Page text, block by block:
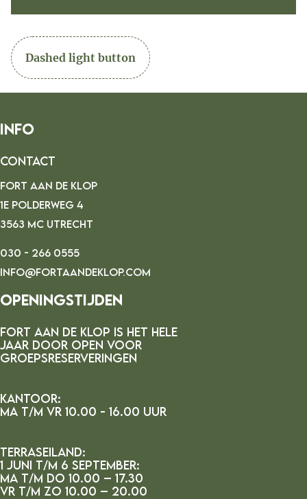
Dashed light button
Info
Contact
FORT AAN DE KLOP
1E POLDERWEG 4
3563 MC UTRECHT
030 - 266 0555
INFO@FORTAANDEKLOP.COM
Openingstijden
FORT AAN DE kLOP IS HET HELE
JAAR DOOR OPEN VOOR
GROEPSRESERVERINGEN
Kantoor:
MA t/m vr 10.00 - 16.00 uur
Terraseiland:
1 juni t/m 6 september:
ma t/m do 10.00 – 17.30
vr t/m zo 10.00 – 20.00